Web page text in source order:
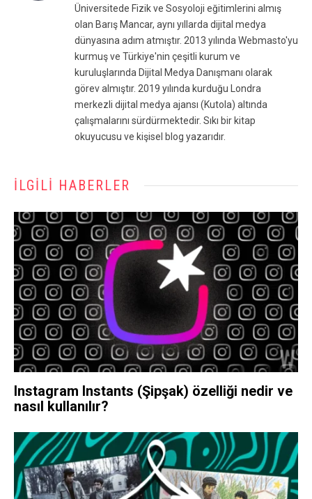
Üniversitede Fizik ve Sosyoloji eğitimlerini almış
olan Barış Mancar, aynı yıllarda dijital medya
dünyasına adım atmıştır. 2013 yılında Webmasto'yu
kurmuş ve Türkiye'nin çeşitli kurum ve
kuruluşlarında Dijital Medya Danışmanı olarak
görev almıştır. 2019 yılında kurduğu Londra
merkezli dijital medya ajansı (Kutola) altında
çalışmalarını sürdürmektedir. Sıkı bir kitap
okuyucusu ve kişisel blog yazarıdır.
İLGILI HABERLER
Instagram Instants (Şipşak) özelliği nedir ve
nasıl kullanılır?